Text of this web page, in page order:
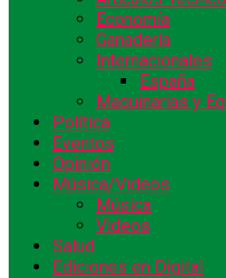
Economía
Ganadería
Internacionales
España
Maquinarias y
Política
Eventos
Opinión
Música/Videos
Música
Videos
Salud
Ediciones en Digital